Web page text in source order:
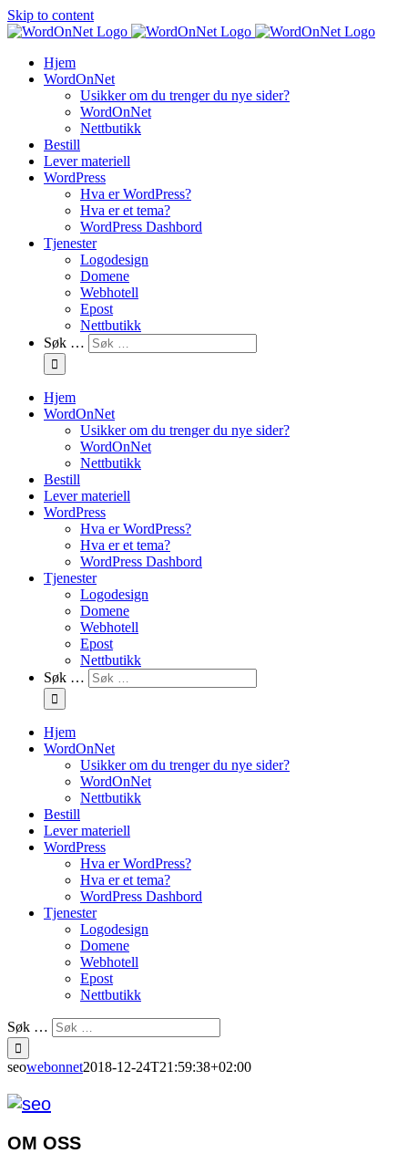
Skip to content
Hjem
WordOnNet
Usikker om du trenger du nye sider?
WordOnNet
Nettbutikk
Bestill
Lever materiell
WordPress
Hva er WordPress?
Hva er et tema?
WordPress Dashbord
Tjenester
Logodesign
Domene
Webhotell
Epost
Nettbutikk
Søk …
Hjem
WordOnNet
Usikker om du trenger du nye sider?
WordOnNet
Nettbutikk
Bestill
Lever materiell
WordPress
Hva er WordPress?
Hva er et tema?
WordPress Dashbord
Tjenester
Logodesign
Domene
Webhotell
Epost
Nettbutikk
Søk …
Hjem
WordOnNet
Usikker om du trenger du nye sider?
WordOnNet
Nettbutikk
Bestill
Lever materiell
WordPress
Hva er WordPress?
Hva er et tema?
WordPress Dashbord
Tjenester
Logodesign
Domene
Webhotell
Epost
Nettbutikk
Søk …
seowebonnet2018-12-24T21:59:38+02:00
OM OSS